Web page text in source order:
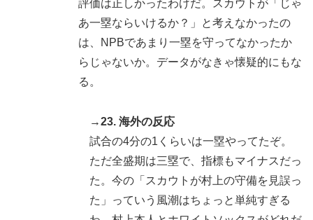
評価は正しかったわけだ。スカウトが「じゃ
あ一塁ならいけるか？」と考えなかったの
は、NPBであまり一塁を守ってなかったか
らじゃないか。データがなきゃ懐疑的にもな
る。
→23. 海外の反応
試合の4分の1くらいは一塁やってたぞ。
ただ全盛期は三塁で、指標もマイナスだっ
た。今の「スカウトが村上の守備を見誤っ
た」っていう風潮はちょっと単純すぎる